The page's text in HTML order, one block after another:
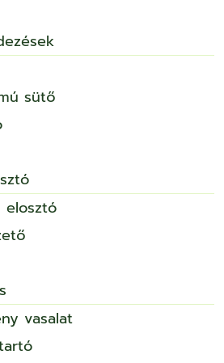
sütő
elosztó
vasalat